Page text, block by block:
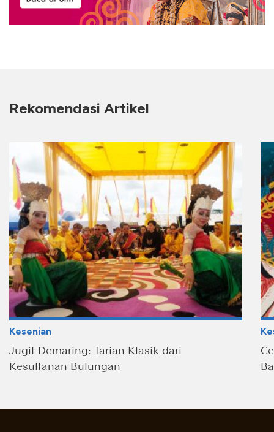
Rekomendasi Artikel
Kesenian
Jugit Demaring: Tarian Klasik dari
Kesultanan Bulungan